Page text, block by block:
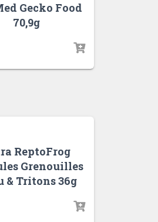
Gecko Food
70,9g
ReptoFrog
Grenouilles
& Tritons 36g